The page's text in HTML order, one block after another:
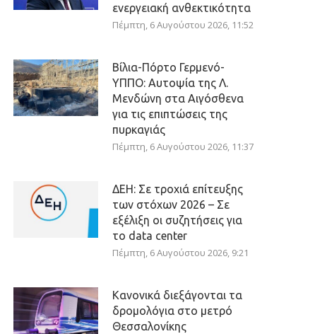
ενεργειακή ανθεκτικότητα
Πέμπτη, 6 Αυγούστου 2026, 11:52
Βίλια-Πόρτο Γερμενό-
ΥΠΠΟ: Αυτοψία της Λ.
Μενδώνη στα Αιγόσθενα
για τις επιπτώσεις της
πυρκαγιάς
Πέμπτη, 6 Αυγούστου 2026, 11:37
ΔΕΗ: Σε τροχιά επίτευξης
των στόχων 2026 – Σε
εξέλιξη οι συζητήσεις για
το data center
Πέμπτη, 6 Αυγούστου 2026, 9:21
Κανονικά διεξάγονται τα
δρομολόγια στο μετρό
Θεσσαλονίκης